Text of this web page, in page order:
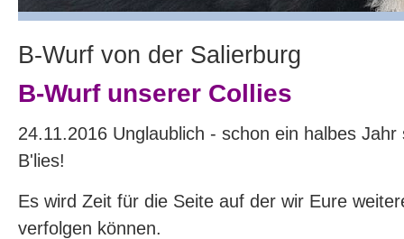
B-Wurf von der Salierburg
B-Wurf unserer Collies
24.11.2016 Unglaublich - schon ein halbes
B'lies!
Es wird Zeit für die Seite auf der wir Eure
verfolgen können.